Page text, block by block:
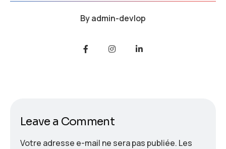
Byadmin-devlop
Leave a Comment
Votre adresse e-mail ne sera pas publiée. Les